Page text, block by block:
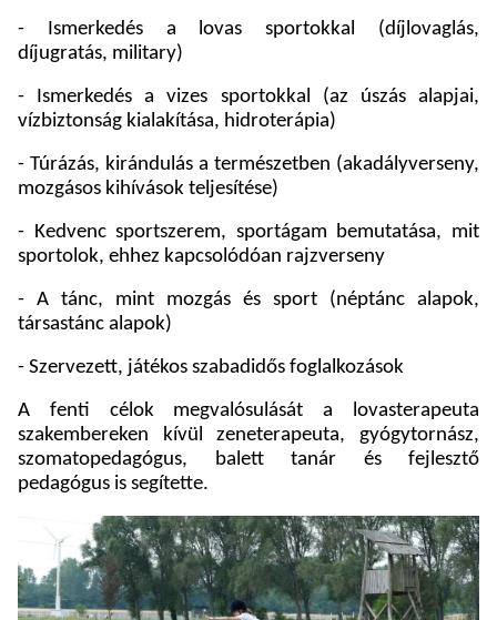
- Ismerkedés a lovas sportokkal (díjlovaglás,
díjugratás, military)
- Ismerkedés a vizes sportokkal (az úszás alapjai,
vízbiztonság kialakítása, hidroterápia)
- Túrázás, kirándulás a természetben (akadályverseny,
mozgásos kihívások teljesítése)
- Kedvenc sportszerem, sportágam bemutatása, mit
sportolok, ehhez kapcsolódóan rajzverseny
- A tánc, mint mozgás és sport (néptánc alapok,
társastánc alapok)
- Szervezett, játékos szabadidős foglalkozások
A fenti célok megvalósulását a lovasterapeuta
szakembereken kívül zeneterapeuta, gyógytornász,
szomatopedagógus, balett tanár és fejlesztő
pedagógus is segítette.